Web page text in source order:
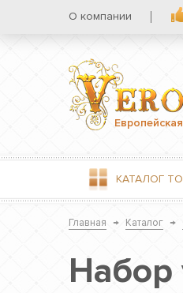
О компании
КАТАЛОГ
Главная → Каталог →
Набор